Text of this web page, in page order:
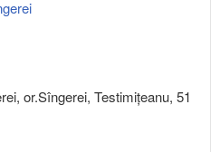
or.Sîngerei, Testimițeanu, 51